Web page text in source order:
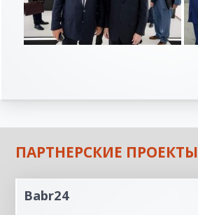
ПАРТНЕРСКИЕ ПРОЕКТЫ
Babr24